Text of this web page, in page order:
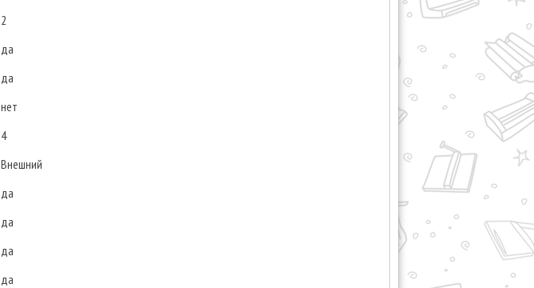
2
да
да
нет
4
Внешний
да
да
да
да